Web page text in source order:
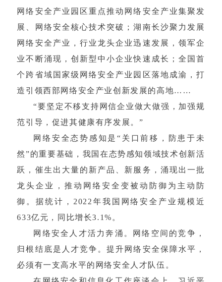
网络安全产业园区重点推动网络安全产业集聚发
展、网络安全核心技术突破；湖南长沙聚力发展
网络安全产业，行业龙头企业迅速发展，领军企
业不断涌现，创新型中小企业快速成长；全国首
个跨省域国家级网络安全产业园区落地成渝，打
造引领西部网络安全产业创新发展的高地……
“要坚定不移支持网信企业做大做强，加强规
范引导，促进其健康有序发展。”
网络安全态势感知是“关口前移，防患于未
然”的重要基础，我国在态势感知领域技术创新活
跃，催生出大量的新产品、新服务，涌现出一批
龙头企业，推动网络安全变被动防御为主动防
御。据统计，2022年我国网络安全产业规模近
633亿元，同比增长3.1%。
网络安全人才活力奔涌。网络空间的竞争，
归根结底是人才竞争。提升网络安全保障水平，
必须有一支高水平的网络安全人才队伍。